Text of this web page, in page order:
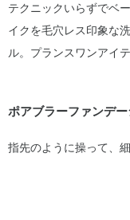
テクニックいらずでベ
イクを毛穴レス印象な
ル。プランスワンアイ
ポアブラーファンデ
指先のように操って、